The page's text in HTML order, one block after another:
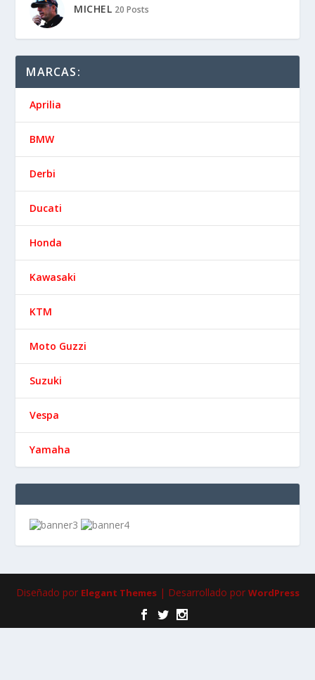
MICHEL 20 Posts
MARCAS:
Aprilia
BMW
Derbi
Ducati
Honda
Kawasaki
KTM
Moto Guzzi
Suzuki
Vespa
Yamaha
Diseñado por Elegant Themes| Desarrollado por WordPress